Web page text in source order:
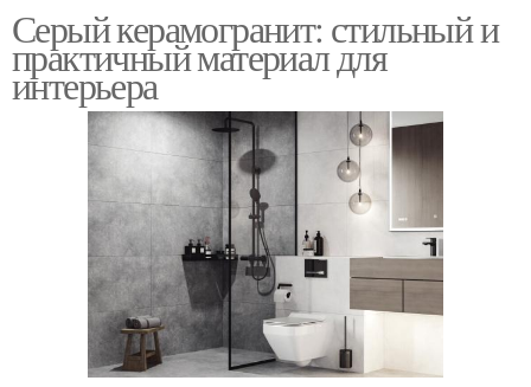
Серый керамогранит: стильный и
практичный материал для
интерьера